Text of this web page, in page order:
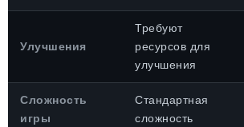
Улучшения
Требуют
ресурсов для
улучшения
Сложность
игры
Стандартная
сложность